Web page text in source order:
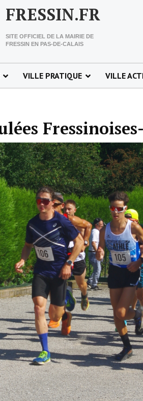
FRESSIN.FR
SITE OFFICIEL DE LA MAIRIE DE
FRESSIN EN PAS-DE-CALAIS
VILLE PRATIQUE VILLE